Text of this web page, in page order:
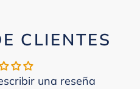
CLIENTES
una reseña